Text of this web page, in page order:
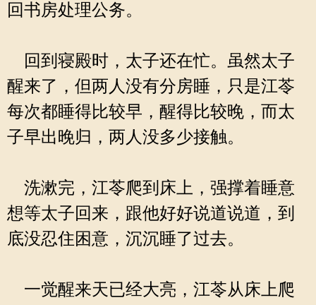
回书房处理公务。
回到寝殿时，太子还在忙。虽然太子
醒来了，但两人没有分房睡，只是江苓
每次都睡得比较早，醒得比较晚，而太
子早出晚归，两人没多少接触。
洗漱完，江苓爬到床上，强撑着睡意
想等太子回来，跟他好好说道说道，到
底没忍住困意，沉沉睡了过去。
一觉醒来天已经大亮，江苓从床上爬